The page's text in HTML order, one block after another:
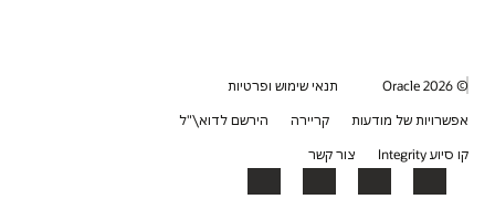
© 2026 Oracle
תנאי שימוש ופרטיות
אפשרויות של מודעות
קריירה
הירשם לדוא\"ל
קו סיוע Integrity
צור קשר
Facebook
X
LinkedIn
YouTube